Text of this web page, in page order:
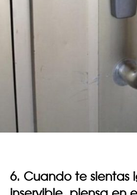
6. Cuando te sientas